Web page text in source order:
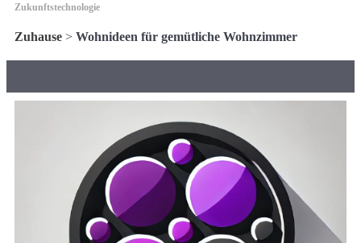
Zukunftstechnologie
Zuhause > Wohnideen für gemütliche Wohnzimmer